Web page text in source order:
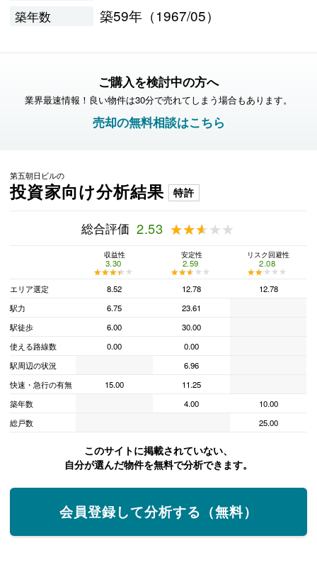
築年数 築59年（1967/05）
ご購入を検討中の方へ
業界最速情報！良い物件は30分で売れてしまう場合もあります。
売却の無料相談はこちら
第五朝日ビルの
投資家向け分析結果 特許
総合評価 2.53 ★★★★★
★★★★★
収益性
3.30
★★★★★
★★★★★
安定性
2.59
★★★★★
★★★★★
リスク回避性
2.08
★★★★★
★★★★★
エリア選定
8.52 12.78
12.78
駅力
6.75
23.61
駅徒歩
6.00
30.00
使える路線数
0.00
0.00
駅周辺の状況
6.96
快速・急行の有無
15.00
11.25
築年数
4.00
10.00
総戸数
25.00
このサイトに掲載されていない、
自分が選んだ物件を無料で分析できます。
会員登録して分析する（無料）